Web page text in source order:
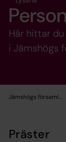
Jämshögs församling
Här hittar
i Jämshögs
Präster